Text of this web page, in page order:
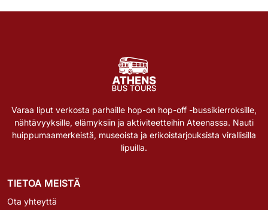
Varaa liput verkosta parhaille hop-on hop-off -bussikierroksille,
nähtävyyksille, elämyksiin ja aktiviteetteihin Ateenassa. Nauti
huippumaamerkeistä, museoista ja erikoistarjouksista virallisilla
lipuilla.
TIETOA MEISTÄ
Ota yhteyttä